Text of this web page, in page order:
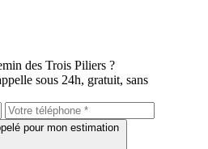
des Trois Piliers ?
sous 24h, gratuit, sans
pour mon estimation